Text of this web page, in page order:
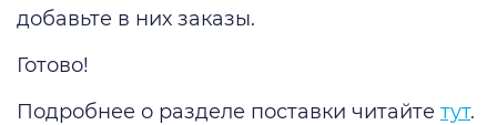
добавьте в них заказы.
Готово!
Подробнее о разделе поставки читайте тут.